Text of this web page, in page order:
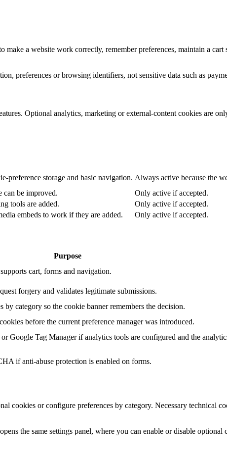
a website work correctly, remember preferences, maintain a cart
preferences or browsing identifiers, not sensitive data such as
Optional analytics, marketing or external-content cookies are
preference storage and basic navigation. Always active because the
can be improved.
Only active if accepted.
tools are added.
Only active if accepted.
embeds to work if they are added. Only active if accepted.
Purpose
cart, forms and navigation.
forgery and validates legitimate submissions.
by category so the cookie banner remembers the decision.
before the current preference manager was introduced.
Google Tag Manager if analytics tools are configured and the
if anti-abuse protection is enabled on forms.
cookies or configure preferences by category. Necessary technical
the same settings panel, where you can enable or disable optional